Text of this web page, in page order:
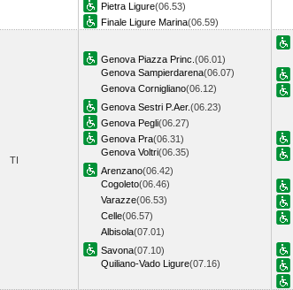
Pietra Ligure(06.53)
Finale Ligure Marina(06.59)
TI
Genova Piazza Princ. (06.01)
Genova Sampierdarena(06.07)
Genova Cornigliano(06.12)
Genova Sestri P.Aer.(06.23)
Genova Pegli(06.27)
Genova Pra(06.31)
Genova Voltri(06.35)
Arenzano(06.42)
Cogoleto(06.46)
Varazze(06.53)
Celle(06.57)
Albisola(07.01)
Savona(07.10)
Quiliano-Vado Ligure(07.16)